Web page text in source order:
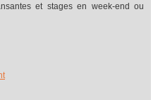
et stages en week-end ou